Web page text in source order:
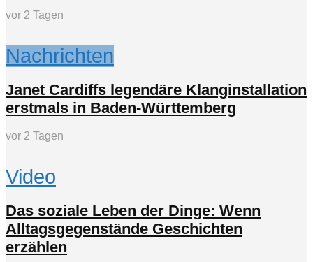
vor 2 Tagen
Nachrichten
Janet Cardiffs legendäre Klanginstallation
erstmals in Baden-Württemberg
vor 2 Tagen
Video
Das soziale Leben der Dinge: Wenn
Alltagsgegenstände Geschichten
erzählen